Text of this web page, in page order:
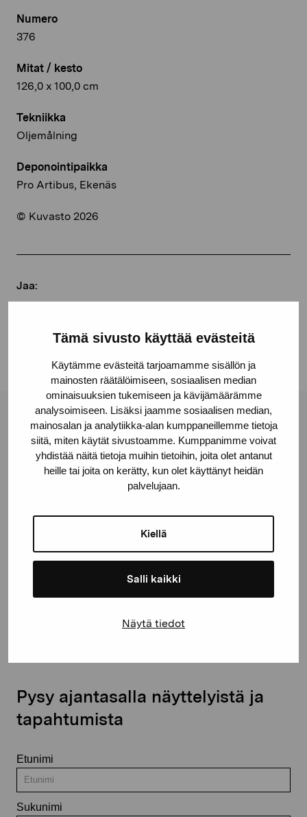
Tämä sivusto käyttää evästeitä
Käytämme evästeitä tarjoamamme sisällön ja
mainosten räätälöimiseen, sosiaalisen median
ominaisuuksien tukemiseen ja kävijämäärämme
analysoimiseen. Lisäksi jaamme sosiaalisen median,
mainosalan ja analytiikka-alan kumppaneillemme tietoja
siitä, miten käytät sivustoamme. Kumppanimme voivat
yhdistää näitä tietoja muihin tietoihin, joita olet antanut
heille tai joita on kerätty, kun olet käyttänyt heidän
palvelujaan.
Kiellä
Salli kaikki
Näytä tiedot
Numero
376
Mitat / kesto
126,0 x 100,0 cm
Tekniikka
Oljemålning
Deponointipaikka
Pro Artibus, Ekenäs
© Kuvasto 2026
Jaa:
Linkedin
Pro Artibus -säätiö
Kustaa Vaasan katu 11
Pysy ajantasalla näyttelyistä ja
tapahtumista
Etunimi
Sukunimi